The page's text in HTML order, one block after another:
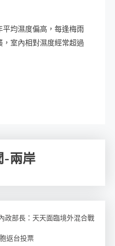
均濕度偏高，每逢梅雨
室內相對濕度經常超過
-兩岸
部長：天天面臨境外混合戰
返台投票